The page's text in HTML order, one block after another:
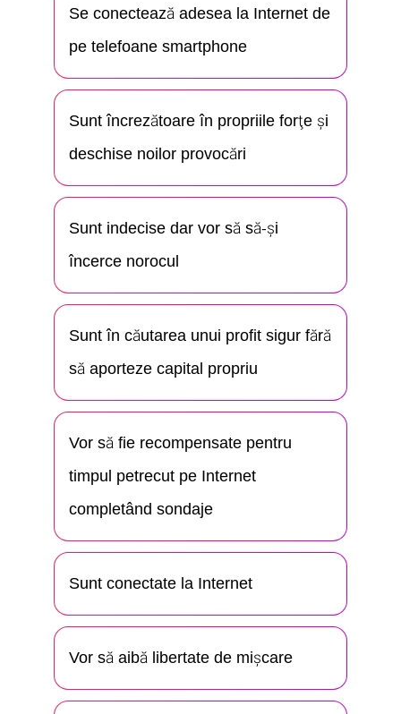
Se conectează adesea la Internet de
pe telefoane smartphone
Sunt încrezătoare în propriile forţe și
deschise noilor provocări
Sunt indecise dar vor să să-și
încerce norocul
Sunt în căutarea unui profit sigur fără
să aporteze capital propriu
Vor să fie recompensate pentru
timpul petrecut pe Internet
completând sondaje
Sunt conectate la Internet
Vor să aibă libertate de mişcare